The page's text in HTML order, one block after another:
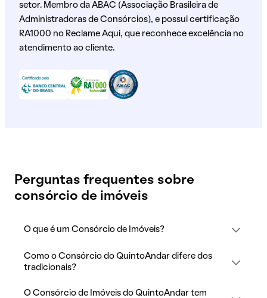
setor. Membro da ABAC (Associação Brasileira de
Administradoras de Consórcios), e possui certificação
RA1000 no Reclame Aqui, que reconhece excelência no
atendimento ao cliente.
Perguntas frequentes sobre
consórcio de imóveis
O que é um Consórcio de Imóveis?
Como o Consórcio do QuintoAndar difere dos
tradicionais?
O Consórcio de Imóveis do QuintoAndar tem